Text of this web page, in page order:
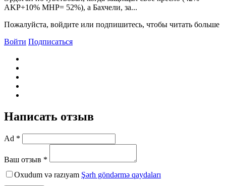
AKP+10% MHP= 52%), а Бахчели, за...
Пожалуйста, войдите или подпишитесь, чтобы читать больше
Войти Подписаться
Написать отзыв
Ad *
Ваш отзыв *
Oxudum və razıyam Şərh göndərmə qaydaları